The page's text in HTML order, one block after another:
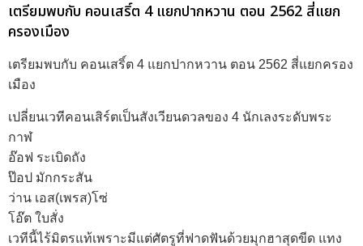
เตรียมพบกับ คอนเสริ์ต 4 แยกปากหวาน ตอน 2562 สี่แยก
ครองเมือง
เตรียมพบกับ คอนเสริ์ต 4 แยกปากหวาน ตอน 2562 สี่แยกครอง
เมือง
เปลี่ยนเวทีคอนเสิร์ตเป็นสังเวียนดวลของ 4 นักเลงระดับพระ
กาฬ
อ๊อฟ ระเบิดถัง
ป๊อป มักกระสัน
ว่าน เอส(เพรส)โซ่
โอ๊ต ใบสั่ง
เวทีนี้ไร้มิตรแท้เพราะมีแต่ศัตรูที่ฟาดฟันด้วยมุกฮาสุดขีด แทง